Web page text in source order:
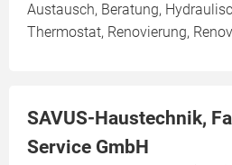
Austausch, Beratung,
Thermostat, Renovierung,
SAVUS-Haustechnik,
Service GmbH